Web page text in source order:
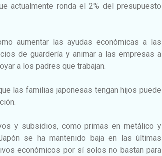
actualmente ronda el 2% del presupuesto
aumentar las ayudas económicas a las
de guardería y animar a las empresas a
a los padres que trabajan.
las familias japonesas tengan hijos puede
y subsidios, como primas en metálico y
se ha mantenido baja en las últimas
económicos por sí solos no bastan para